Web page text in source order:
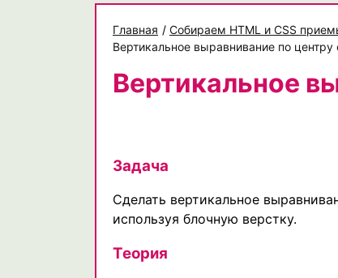
Главная / Собираем HTML и CSS
Вертикальное выравнивание по центру
Вертикальное
Задача
Сделать вертикальное
используя блочную верстку.
Теория